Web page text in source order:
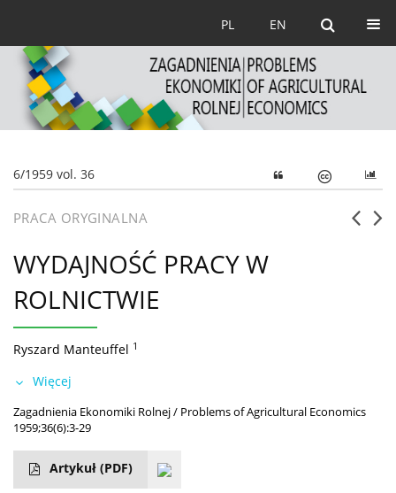
EN
PL
6/1959 vol. 36
PRACA ORYGINALNA
WYDAJNOŚĆ PRACY W
ROLNICTWIE
Ryszard Manteuffel 1
Więcej
Zagadnienia Ekonomiki Rolnej / Problems of Agricultural Economics
1959;36(6):3-29
Artykuł (PDF)